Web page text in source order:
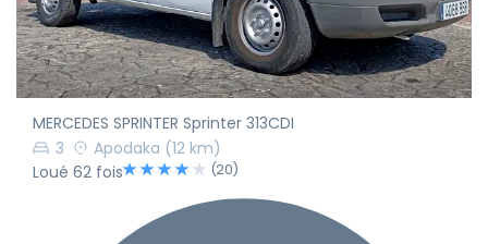
MERCEDES SPRINTER Sprinter 313CDI
3
Apodaka (12 km)
Loué 62 fois
(20)